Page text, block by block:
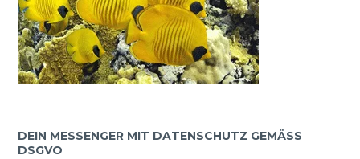
DEIN MESSENGER MIT DATENSCHUTZ GEMÄSS D
SGVO